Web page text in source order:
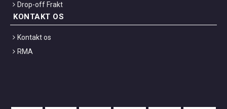
Drop-off Frakt
KONTAKT OS
Kontakt os
RMA